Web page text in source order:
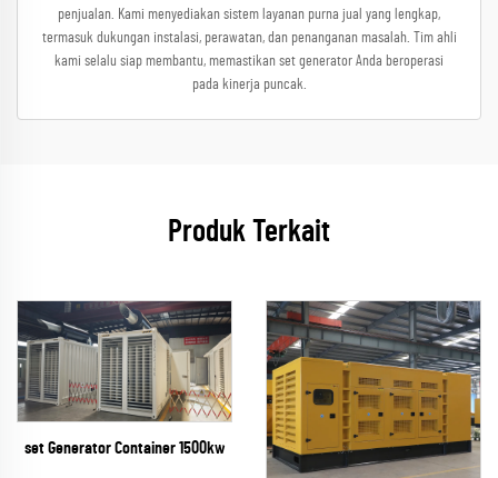
penjualan. Kami menyediakan sistem layanan purna jual yang lengkap,
termasuk dukungan instalasi, perawatan, dan penanganan masalah. Tim ahli
kami selalu siap membantu, memastikan set generator Anda beroperasi
pada kinerja puncak.
Produk Terkait
set Generator Container 1500kw